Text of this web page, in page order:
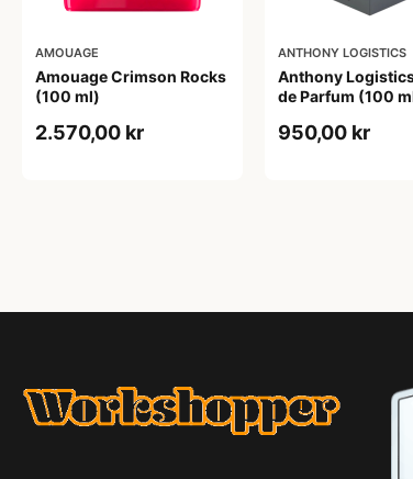
AMOUAGE
Amouage Crimson Rocks
(100 ml)
2.570,00 kr
ANTHONY LOGISTICS
Anthony Logistics
de Parfum (100
950,00 kr